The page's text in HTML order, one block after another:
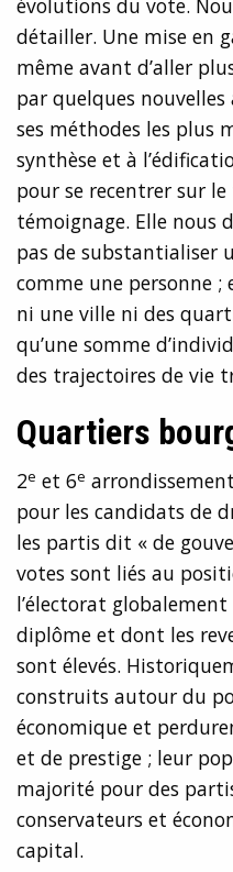
évolutions du vote.
détailler. Une mise en
même avant d’aller
par quelques
ses méthodes les plus
synthèse et à
pour se recentrer sur
témoignage. Elle nous
pas de substantialiser
comme une personne
ni une ville ni des
qu’une somme
des trajectoires de vie
Quartiers
2e et 6e
pour les candidats de
les partis dit « de
votes sont liés au
l’électorat
diplôme et dont les
sont élevés.
construits autour du
économique et
et de prestige ; leur
majorité pour des
conservateurs et
capital.